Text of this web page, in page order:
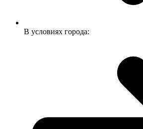
В условиях города: